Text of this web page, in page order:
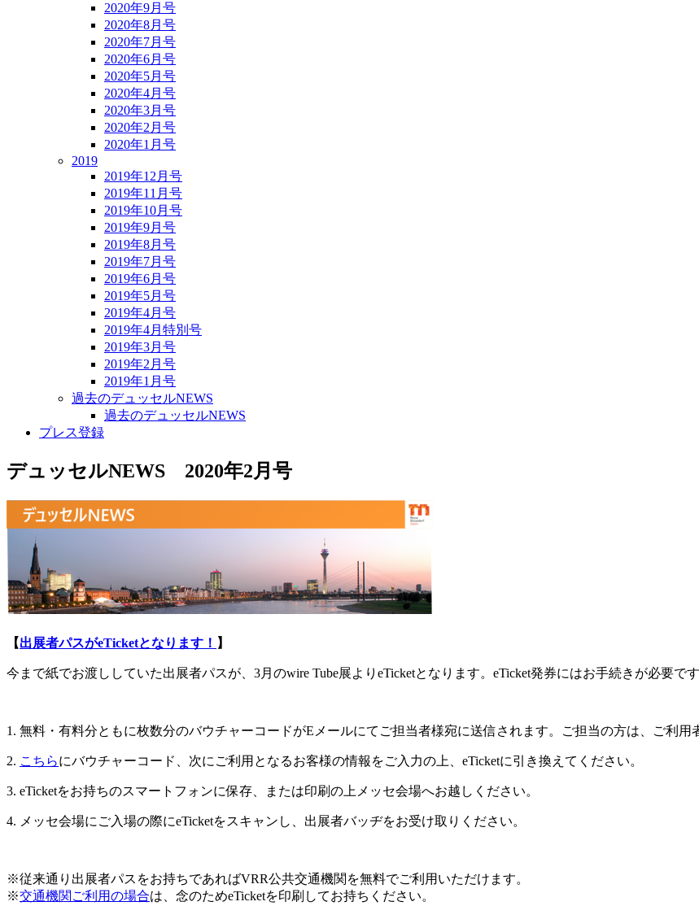
2020年9月号
2020年8月号
2020年7月号
2020年6月号
2020年5月号
2020年4月号
2020年3月号
2020年2月号
2020年1月号
2019
2019年12月号
2019年11月号
2019年10月号
2019年9月号
2019年8月号
2019年7月号
2019年6月号
2019年5月号
2019年4月号
2019年4月特別号
2019年3月号
2019年2月号
2019年1月号
過去のデュッセルNEWS
過去のデュッセルNEWS
プレス登録
デュッセルNEWS 2020年2月号
【出展者パスがeTicketとなります！ 】
今まで紙でお渡ししていた出展者パスが、3月のwire Tube展よりeTicketとなります。eTicket発券にはお手続きが必要
1. 無料・有料分ともに枚数分のバウチャーコードがEメールにてご担当者様宛に送信されます。ご担当の方は、ご利
2. こちらにバウチャーコード、次にご利用となるお客様の情報をご入力の上、eTicketに引き換えてください。
3. eTicketをお持ちのスマートフォンに保存、または印刷の上メッセ会場へお越しください。
4. メッセ会場にご入場の際にeTicketをスキャンし、出展者バッヂをお受け取りください。
※従来通り出展者パスをお持ちであればVRR公共交通機関を無料でご利用いただけます。
※交通機関ご利用の場合は、念のためeTicketを印刷してお持ちください。